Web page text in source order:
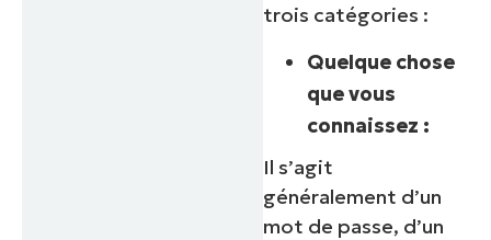
trois catégories :
Quelque chose
que vous
connaissez :
Il s’agit
généralement d’un
mot de passe, d’un